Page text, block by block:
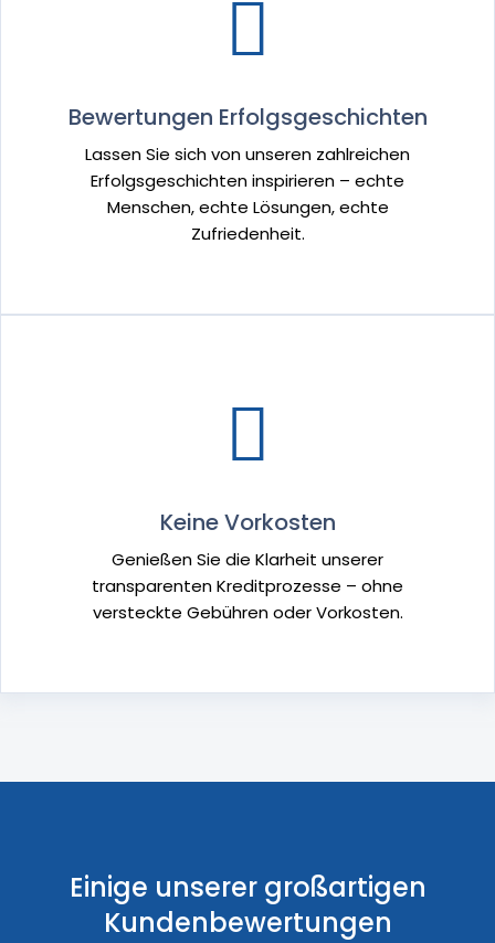
Bewertungen Erfolgsgeschichten
Lassen Sie sich von unseren zahlreichen
Erfolgsgeschichten inspirieren – echte
Menschen, echte Lösungen, echte
Zufriedenheit.
Keine Vorkosten
Genießen Sie die Klarheit unserer
transparenten Kreditprozesse – ohne
versteckte Gebühren oder Vorkosten.
Einige unserer großartigen
Kundenbewertungen